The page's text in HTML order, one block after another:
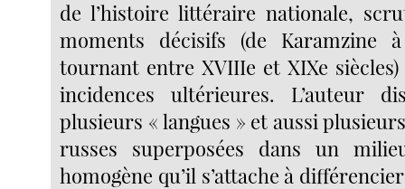
de l’histoire littéraire nationale,
moments décisifs (de Karamzine
tournant entre XVIIIe et XIXe
incidences ultérieures. L’auteur
plusieurs « langues » et aussi
russes superposées dans un
homogène qu’il s’attache à